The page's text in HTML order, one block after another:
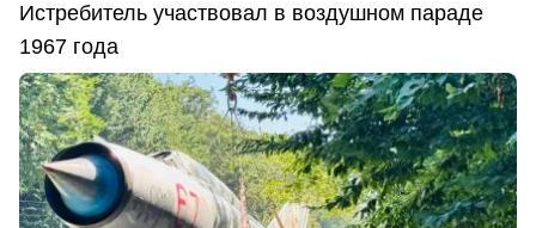
Истребитель участвовал в воздушном параде
1967 года